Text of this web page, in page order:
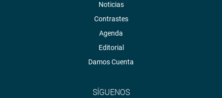
Noticias
Contrastes
Agenda
Editorial
Damos Cuenta
SÍGUENOS